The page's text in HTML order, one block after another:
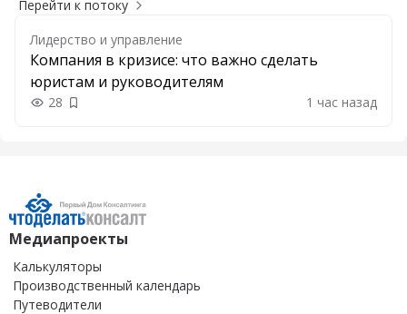
Перейти к потоку
Лидерство и управление
Компания в кризисе: что важно сделать
юристам и руководителям
28 Добавить в закладки 1 час назад
Медиапроекты
Калькуляторы
Производственный календарь
Путеводители